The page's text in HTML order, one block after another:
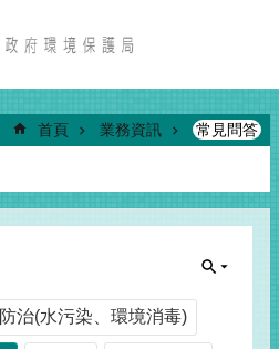
首頁 業務資訊 常見問答
防治(水污染、環境消毒)